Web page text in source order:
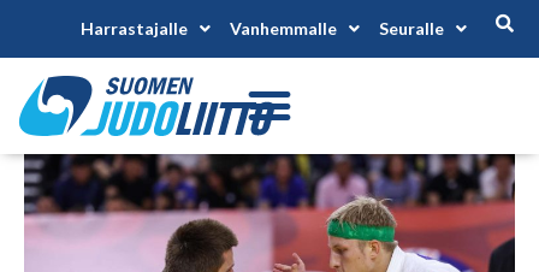
Harrastajalle Vanhemmalle Seuralle